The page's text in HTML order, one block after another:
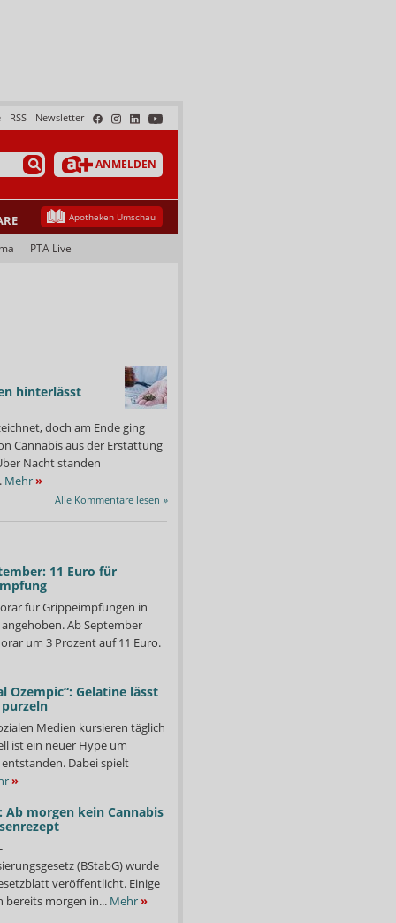
Newsletter
RSS
ANMELDEN
Apotheken Umschau
PTA Live
hinterlässt
doch am Ende ging
Cannabis aus der Erstattung
Nacht standen
Mehr»
Alle Kommentare lesen »
11 Euro für
für Grippeimpfungen in
Ab September
um 3 Prozent auf 11 Euro.
Ozempic“: Gelatine lässt
Medien kursieren täglich
ist ein neuer Hype um
Dabei spielt
»
Ab morgen kein Cannabis
(BStabG) wurde
veröffentlicht. Einige
bereits morgen in... Mehr»